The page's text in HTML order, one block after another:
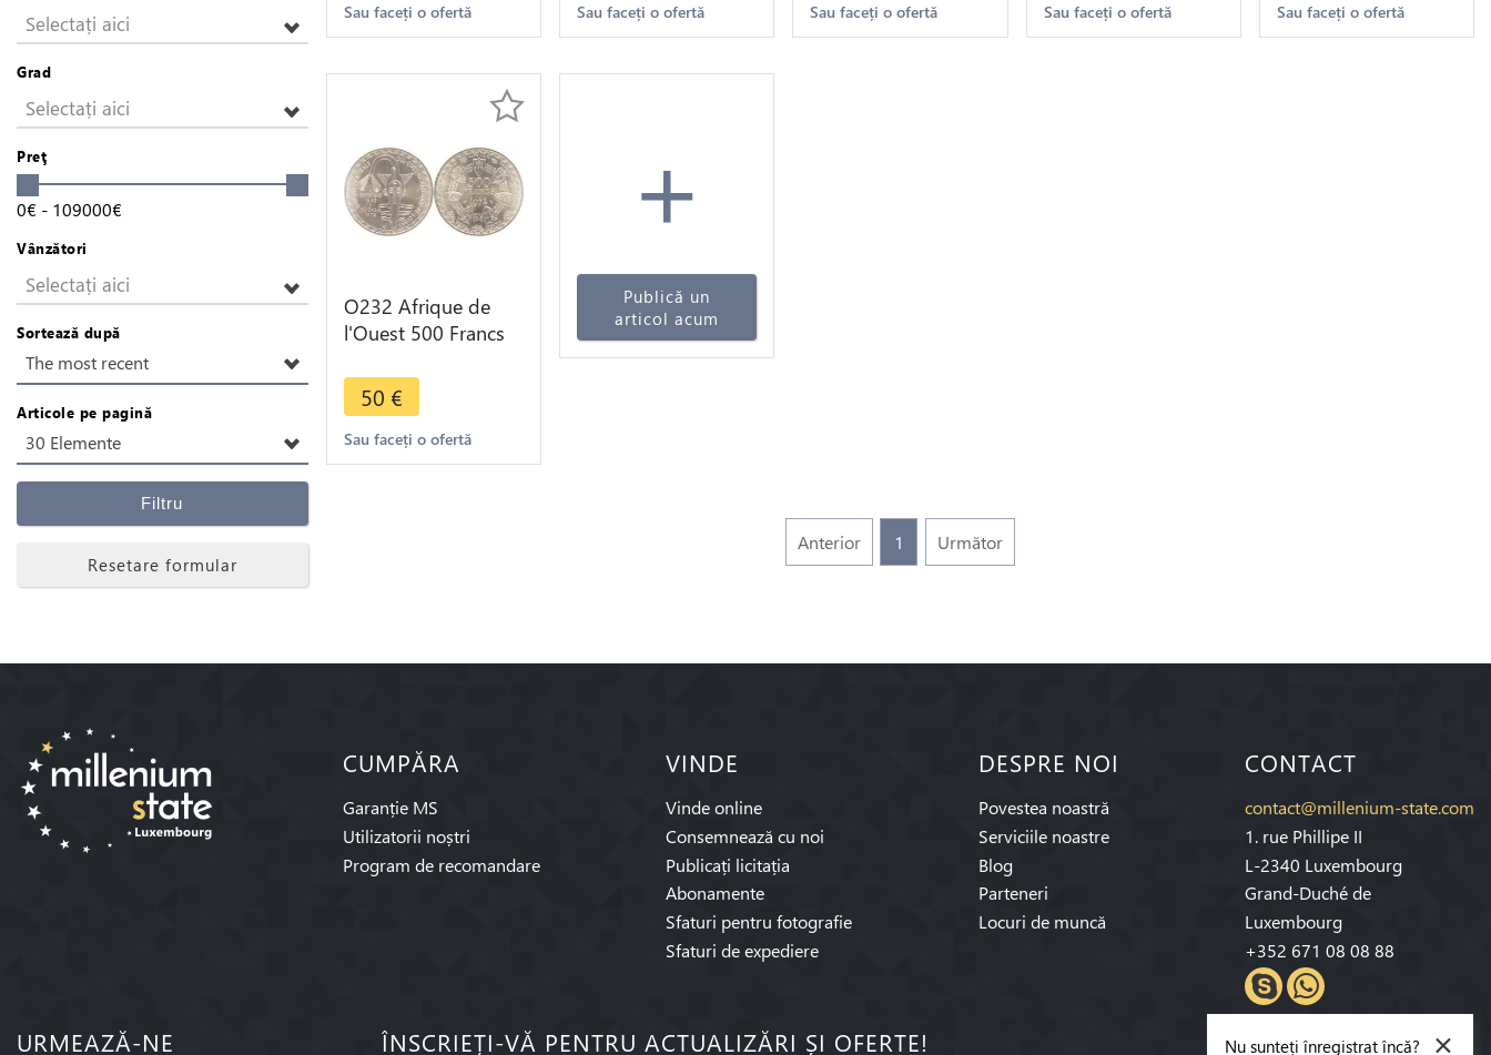
Selectați aici
Grad
Selectați aici
Preţ
0€ - 109000€
Vânzători
Selectați aici
Sortează după
The most recent
Articole pe pagină
30 Elemente
Filtru
Resetare formular
Sau faceți o ofertă Sau faceți o ofertă Sau faceți o ofertă Sau faceți o ofertă Sau faceți o ofertă
O232 Afrique de
l'Ouest 500 Francs
1972 Argent Silver
FDC
50 €
Sau faceți o ofertă
+
Publică un
articol acum
Anterior 1 Următor
CUMPĂRA
Garanție MS
Utilizatorii noștri
Program de recomandare
VINDE
Vinde online
Consemnează cu noi
Publicați licitația
Abonamente
Sfaturi pentru fotografie
Sfaturi de expediere
DESPRE NOI
Povestea noastră
Serviciile noastre
Blog
Parteneri
Locuri de muncă
CONTACT
contact@millenium-state.com
1. rue Phillipe II
L-2340 Luxembourg
Grand-Duché de
Luxembourg
+352 671 08 08 88
URMEAZĂ-NE ÎNSCRIEȚI-VĂ PENTRU ACTUALIZĂRI ȘI OFERTE! ×
Nu sunteți înregistrat încă?